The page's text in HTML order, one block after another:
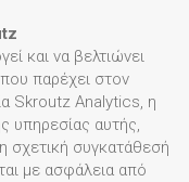
και να βελτιώνει
παρέχει στον
Skroutz Analytics, η
υπηρεσίας αυτής,
συγκατάθεσή
με ασφάλεια από